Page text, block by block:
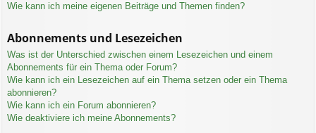
Wie kann ich meine eigenen Beiträge und Themen finden?
Abonnements und Lesezeichen
Was ist der Unterschied zwischen einem Lesezeichen und einem
Abonnements für ein Thema oder Forum?
Wie kann ich ein Lesezeichen auf ein Thema setzen oder ein Thema
abonnieren?
Wie kann ich ein Forum abonnieren?
Wie deaktiviere ich meine Abonnements?